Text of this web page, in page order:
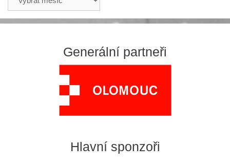
příspěvků
Generální partneři
Hlavní sponzoři